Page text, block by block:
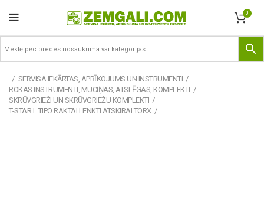
0
SERVISA IEKĀRTAS, APRĪKOJUMS UN INSTRUMENTI
ROKAS INSTRUMENTI, MUCIŅAS, ATSLĒGAS, KOMPLEKTI
SKRŪVGRIEŽI UN SKRŪVGRIEŽU KOMPLEKTI
T-STAR L TIPO RAKTAI LENKTI ATSKIRAI TORX